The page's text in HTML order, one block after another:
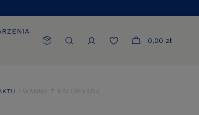
0,00 zł
WANNA Z KOLUMNADĄ